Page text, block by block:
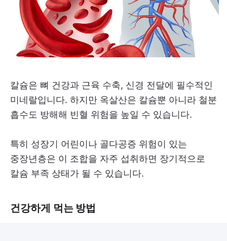
칼슘은 뼈 건강과 근육 수축, 신경 전달에 필수적인
미네랄입니다. 하지만 옥살산은 칼슘뿐 아니라 철분
흡수도 방해해 빈혈 위험을 높일 수 있습니다.
특히 성장기 어린이나 골다공증 위험이 있는
중장년층은 이 조합을 자주 섭취하면 장기적으로
칼슘 부족 상태가 될 수 있습니다.
건강하게 먹는 방법